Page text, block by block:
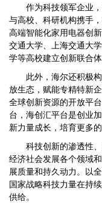
作为科技领军企业，
与高校、科研机构携手
高端智能化家用电器创
交通大学、上海交通大
学等高校建立创新联合
此外，海尔还积极构
放生态，赋能专精特新
全球创新资源的开放平
台，海创汇平台是创业
新力量成长，培育更多
科技创新的渗透性、
经济社会发展各个领域
展质量和持久动力。以
国家战略科技力量在持
供给。